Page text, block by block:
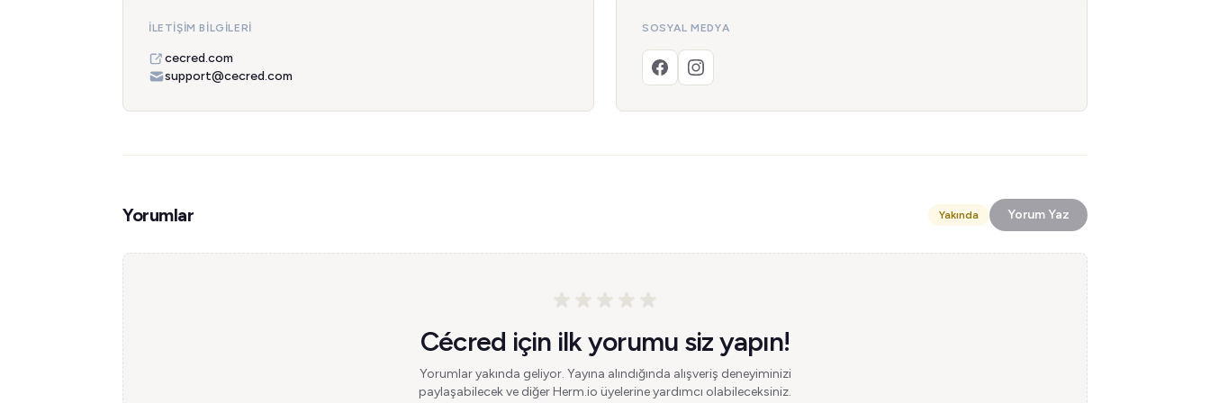
İLETIŞIM BILGILERI
cecred.com
support@cecred.com
SOSYAL MEDYA
Yorumlar Yakında Yorum Yaz
Cécred için ilk yorumu siz yapın!
Yorumlar yakında geliyor. Yayına alındığında alışveriş deneyiminizi
paylaşabilecek ve diğer Herm.io üyelerine yardımcı olabileceksiniz.